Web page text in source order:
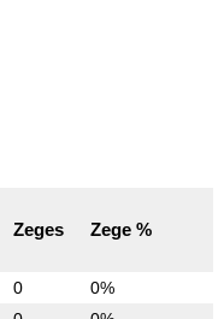
Zeges Zege %
0
0%